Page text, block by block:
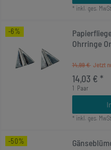
* inkl. ges.
-6%
Ohrringe
14,99 €
14,03 € *
1 Paar
* inkl. ges.
-50%